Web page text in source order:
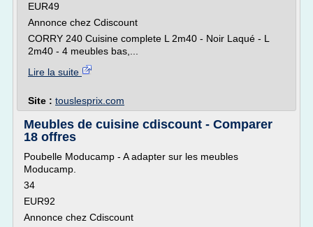
EUR49
Annonce chez Cdiscount
CORRY 240 Cuisine complete L 2m40 - Noir Laqué - L
2m40 - 4 meubles bas,...
Lire la suite
Site : touslesprix.com
Meubles de cuisine cdiscount - Comparer
18 offres
Poubelle Moducamp - A adapter sur les meubles
Moducamp.
34
EUR92
Annonce chez Cdiscount